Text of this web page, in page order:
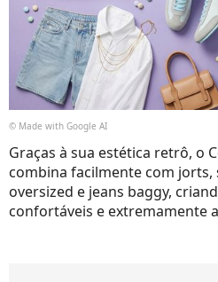
© Made with Google AI
Graças à sua estética retrô, o
combina facilmente com jorts,
oversized e jeans baggy,
confortáveis e extremamente